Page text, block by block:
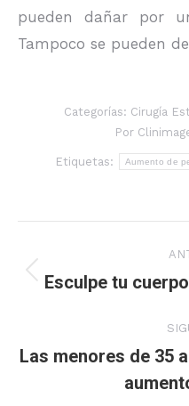
pueden dañar por
Tampoco se pueden
Categorías: Cirugía
Por
Etiquetas: Aumento de
entre
Esculpe tu
Las menores de 35